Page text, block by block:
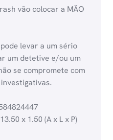
vão colocar a MÃO
levar a um sério
um detetive e/ou um
se compromete com
x 1.50 (A x L x P)